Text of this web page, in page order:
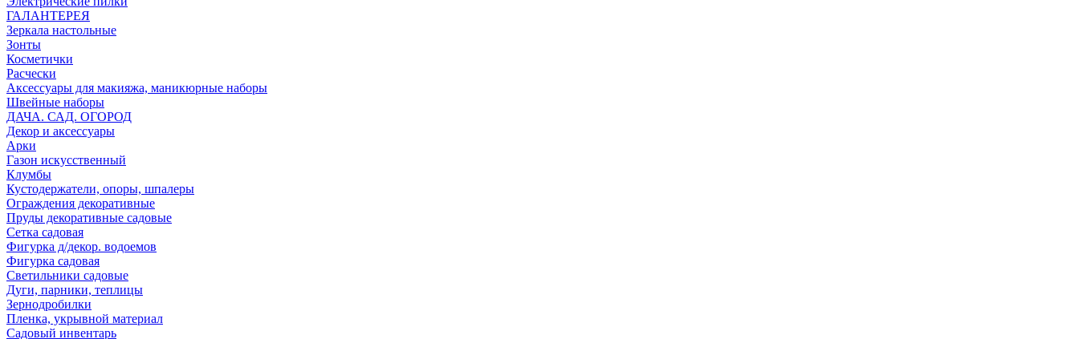
ГАЛАНТЕРЕЯ
Зеркала настольные
Зонты
Косметички
Расчески
Аксессуары для макияжа, маникюрные наборы
Швейные наборы
ДАЧА. САД. ОГОРОД
Декор и аксессуары
Арки
Газон искусственный
Клумбы
Кустодержатели, опоры, шпалеры
Ограждения декоративные
Пруды декоративные садовые
Сетка садовая
Фигурка д/декор. водоемов
Фигурка садовая
Светильники садовые
Дуги, парники, теплицы
Зернодробилки
Пленка, укрывной материал
Садовый инвентарь